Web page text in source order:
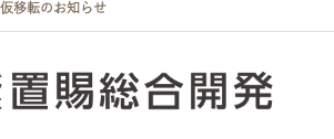
移転のお知らせ